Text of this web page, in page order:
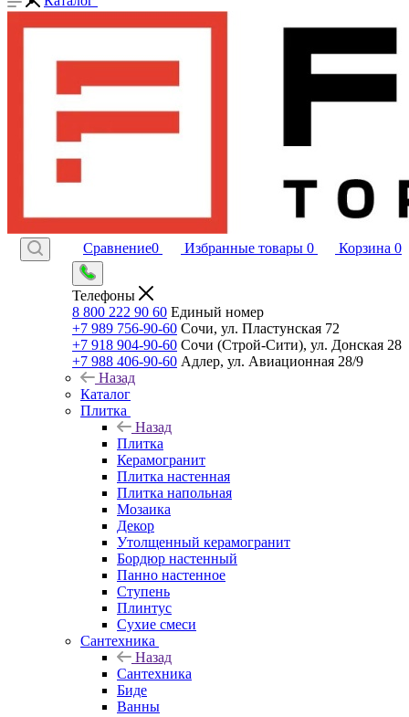
Сравнение0 Избранные товары 0 Корзина 0
Телефоны
8 800 222 90 60 Единый номер
+7 989 756-90-60 Сочи, ул. Пластунская 72
+7 918 904-90-60 Сочи (Строй-Сити), ул. Донская 28
+7 988 406-90-60 Адлер, ул. Авиационная 28/9
Назад
Каталог
Плитка
Назад
Плитка
Керамогранит
Плитка настенная
Плитка напольная
Мозаика
Декор
Утолщенный керамогранит
Бордюр настенный
Панно настенное
Ступень
Плинтус
Сухие смеси
Сантехника
Назад
Сантехника
Биде
Ванны